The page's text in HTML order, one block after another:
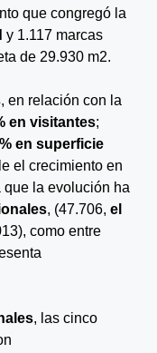
que congregó la
y 1.117 marcas
de 29.930 m2.
, en relación con la
en visitantes;
en superficie
el crecimiento en
que la evolución ha
, (47.706, el
como entre
, las cinco